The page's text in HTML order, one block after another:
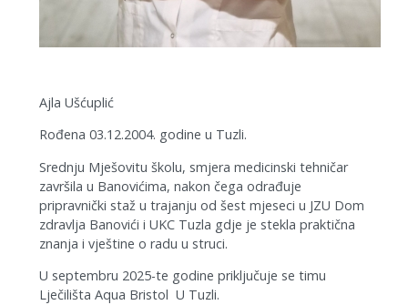
Ajla Ušćuplić
Rođena 03.12.2004. godine u Tuzli.
Srednju Mješovitu školu, smjera medicinski tehničar
završila u Banovićima, nakon čega odrađuje
pripravnički staž u trajanju od šest mjeseci u JZU Dom
zdravlja Banovići i UKC Tuzla gdje je stekla praktična
znanja i vještine o radu u struci.
U septembru 2025-te godine priključuje se timu
Lječilišta Aqua Bristol U Tuzli.​​​​​​